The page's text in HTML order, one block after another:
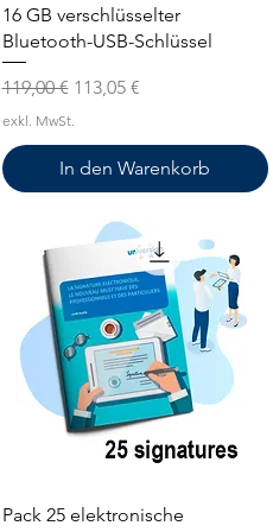
Schnellansicht
16 GB verschlüsselter
Bluetooth-USB-Schlüssel
Standardpreis
119,00 € Sale-Preis
113,05 €
exkl. MwSt.
In den Warenkorb
Schnellansicht
Pack 25 elektronische